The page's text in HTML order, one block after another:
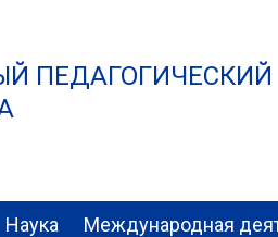
ПЕДАГОГИЧЕСКИЙ
Наука Международная